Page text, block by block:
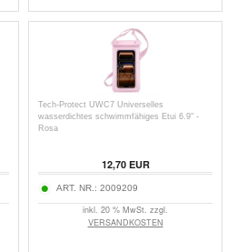
Tech-Protect UWC7 Universelles
wasserdichtes schwimmfähiges Etui 6.9" -
Rosa
12,70EUR
ART. NR.: 2009209
inkl. 20 % MwSt. zzgl.
VERSANDKOSTEN